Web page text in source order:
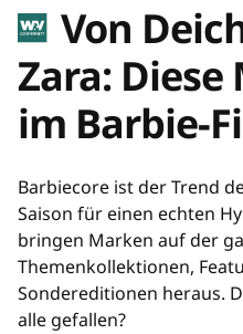
Von
Zara:
im Barbie-
Barbiecore ist der Trend
Saison für einen echten
bringen Marken auf der
Themenkollektionen,
Sondereditionen heraus.
alle gefallen?